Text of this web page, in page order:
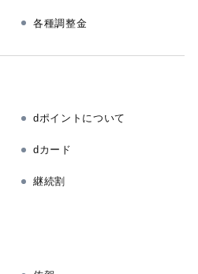
各種調整金
dポイントについて
dカード
継続割